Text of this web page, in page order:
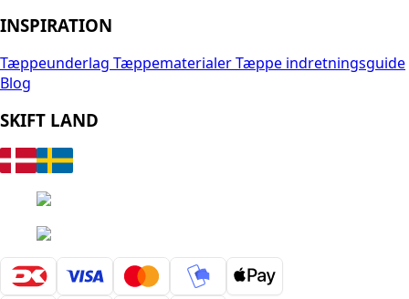
INSPIRATION
Tæppeunderlag TæppematerialerTæppe indretningsguide
Blog
SKIFT LAND